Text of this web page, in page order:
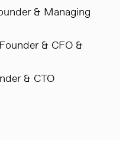
& Managing
& CFO &
& CTO